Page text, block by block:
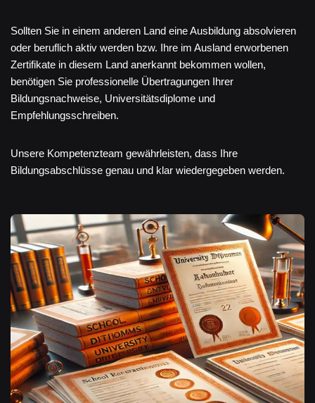
Sollten Sie in einem anderen Land eine Ausbildung absolvieren
oder beruflich aktiv werden bzw. Ihre im Ausland erworbenen
Zertifikate in diesem Land anerkannt bekommen wollen,
benötigen Sie professionelle Übertragungen Ihrer
Bildungsnachweise, Universitätsdiplome und
Empfehlungsschreiben.
Unsere Kompetenzteam gewährleisten, dass Ihre
Bildungsabschlüsse genau und klar wiedergegeben werden.